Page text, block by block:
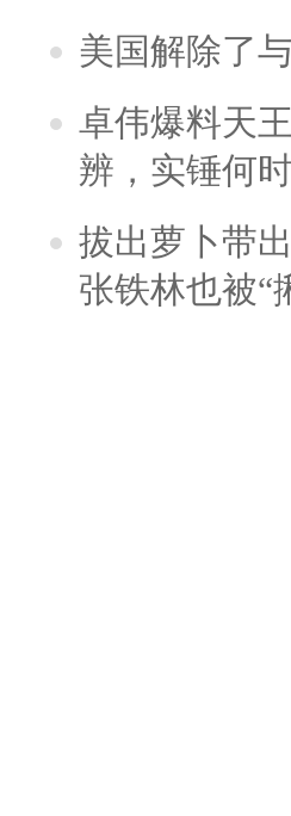
美国解除了
卓伟爆料天
辨，实锤何
拔出萝卜带
张铁林也被“